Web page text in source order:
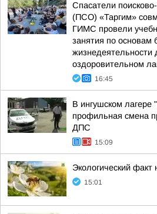
Спасатели
(ПСО) «Таргим»
ГИМС провели
занятия по основам
жизнедеятельности
оздоровительном
16:45
В ингушском
профильная смена
ДПС
15:09
Экологический факт
15:01